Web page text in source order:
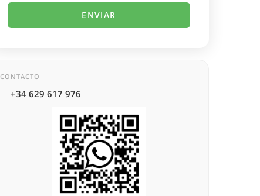
CONTACTO
+34 629 617 976